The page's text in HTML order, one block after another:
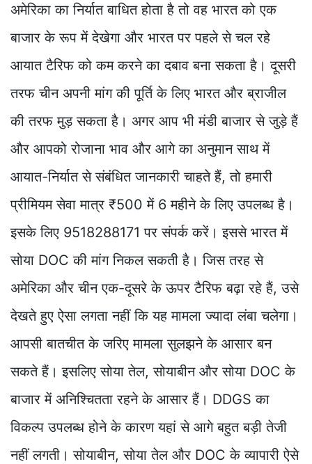
अमेरिका का निर्यात बाधित होता है तो वह भारत को एक
बाजार के रूप में देखेगा और भारत पर पहले से चल रहे
आयात टैरिफ को कम करने का दबाव बना सकता है। दूसरी
तरफ चीन अपनी मांग की पूर्ति के लिए भारत और ब्राजील
की तरफ मुड़ सकता है। अगर आप भी मंडी बाजार से जुड़े हैं
और आपको रोजाना भाव और आगे का अनुमान साथ में
आयात-निर्यात से संबंधित जानकारी चाहते हैं, तो हमारी
प्रीमियम सेवा मात्र ₹500 में 6 महीने के लिए उपलब्ध है।
इसके लिए 9518288171 पर संपर्क करें। इससे भारत में
सोया DOC की मांग निकल सकती है। जिस तरह से
अमेरिका और चीन एक-दूसरे के ऊपर टैरिफ बढ़ा रहे हैं, उसे
देखते हुए ऐसा लगता नहीं कि यह मामला ज्यादा लंबा चलेगा।
आपसी बातचीत के जरिए मामला सुलझने के आसार बन
सकते हैं। इसलिए सोया तेल, सोयाबीन और सोया DOC के
बाजार में अनिश्चितता रहने के आसार हैं। DDGS का
विकल्प उपलब्ध होने के कारण यहां से आगे बहुत बड़ी तेजी
नहीं लगती। सोयाबीन, सोया तेल और DOC के व्यापारी ऐसे